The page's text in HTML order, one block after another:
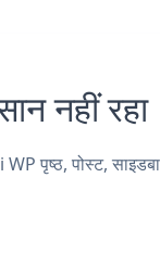
नहीं रहा
पृष्ठ, पोस्ट,